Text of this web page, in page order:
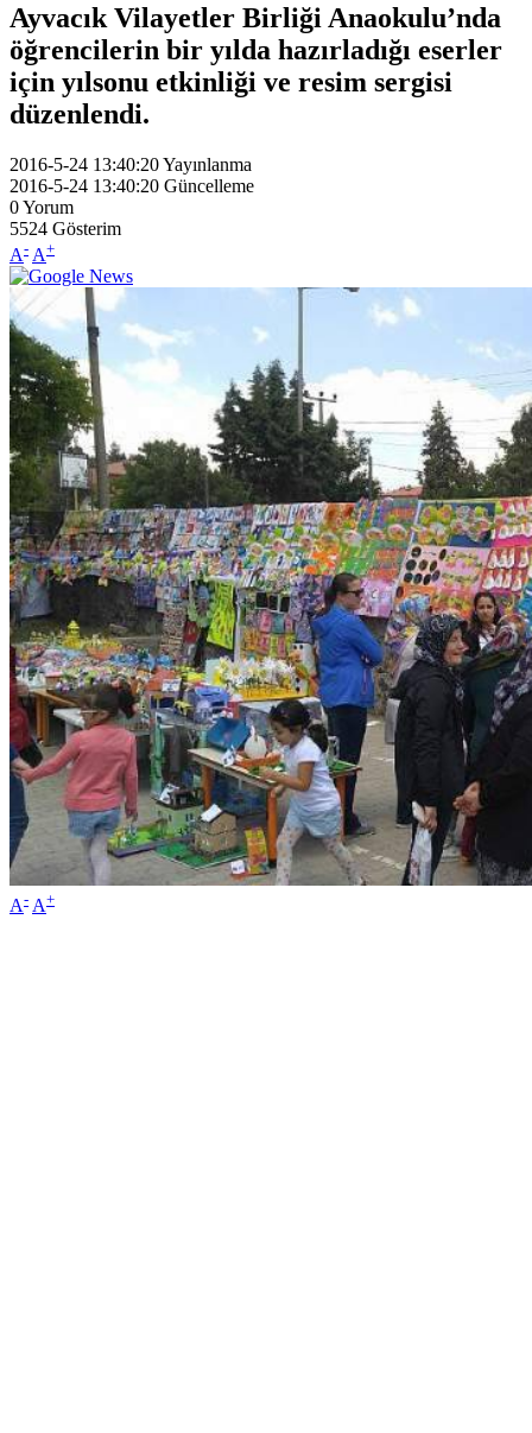
Ayvacık Vilayetler Birliği Anaokulu’nda
öğrencilerin bir yılda hazırladığı eserler
için yılsonu etkinliği ve resim sergisi
düzenlendi.
2016-5-24 13:40:20Yayınlanma
2016-5-24 13:40:20 Güncelleme
0Yorum
5524 Gösterim
A- A+
A- A+